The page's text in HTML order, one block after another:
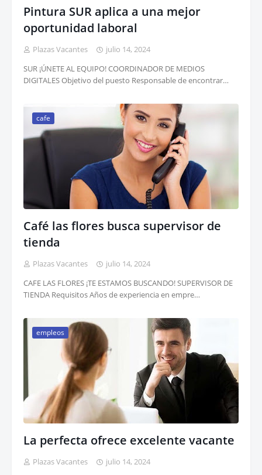
Pintura SUR aplica a una mejor
oportunidad laboral
Plazas Vacantes
julio 14, 2024
SUR ¡ÚNETE AL EQUIPO! COORDINADOR DE MEDIOS
DIGITALES Objetivo del puesto Responsable de encontrar…
cafe
Café las flores busca supervisor de
tienda
Plazas Vacantes
julio 14, 2024
CAFE LAS FLORES ¡TE ESTAMOS BUSCANDO! SUPERVISOR DE
TIENDA Requisitos Años de experiencia en empre…
empleos
La perfecta ofrece excelente vacante
Plazas Vacantes
julio 14, 2024